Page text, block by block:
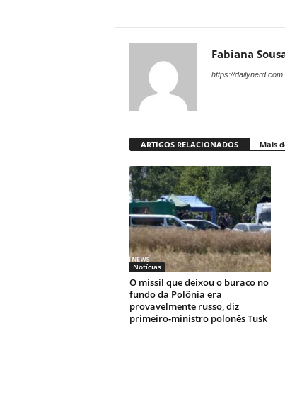
Fabiana
https://
ARTIGOS RELACIONADOS Mais
Notícias
O míssil que deixou o buraco no
fundo da Polônia era
provavelmente russo, diz
primeiro-ministro polonês Tusk